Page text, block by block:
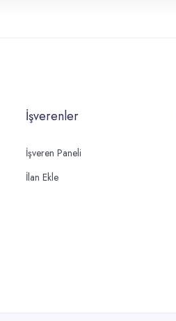
İşverenler
İşveren Paneli
İlan Ekle